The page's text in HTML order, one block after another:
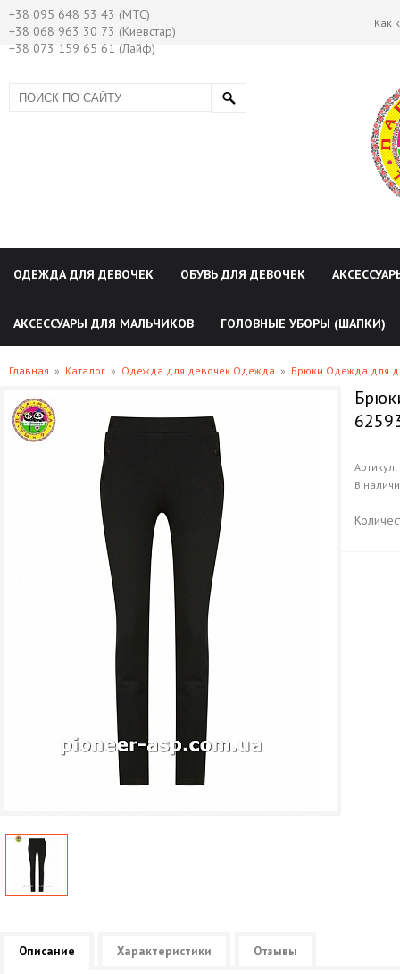
+38 095 648 53 43 (МТС)
+38 068 963 30 73 (Киевстар)
+38 073 159 65 61 (Лайф)
Как
ОДЕЖДА ДЛЯ ДЕВОЧЕК ОБУВЬ ДЛЯ ДЕВОЧЕК
АКСЕССУАРЫ ДЛЯ МАЛЬЧИКОВ ГОЛОВНЫЕ УБОРЫ (ШАПКИ)
Главная » Каталог » Одежда для девочек Одежда » Брюки Одежда для
Артикул:
В
Описание Характеристики Отзывы